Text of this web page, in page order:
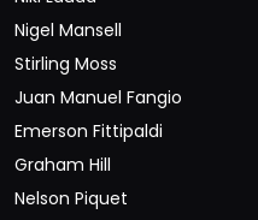
Nigel Mansell
Stirling Moss
Juan Manuel Fangio
Emerson Fittipaldi
Graham Hill
Nelson Piquet